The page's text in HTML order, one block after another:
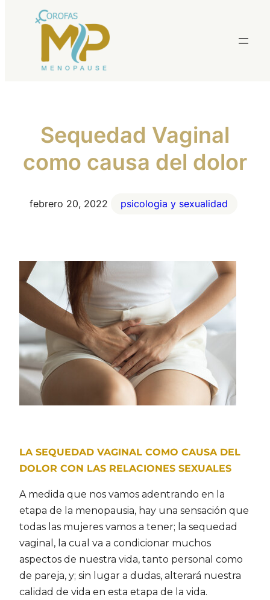
Sequedad Vaginal
como causa del dolor
febrero 20, 2022 psicologia y sexualidad
LA SEQUEDAD VAGINAL COMO CAUSA DEL
DOLOR CON LAS RELACIONES SEXUALES
A medida que nos vamos adentrando en la
etapa de la menopausia, hay una sensación que
todas las mujeres vamos a tener; la sequedad
vaginal, la cual va a condicionar muchos
aspectos de nuestra vida, tanto personal como
de pareja, y; sin lugar a dudas, alterará nuestra
calidad de vida en esta etapa de la vida.